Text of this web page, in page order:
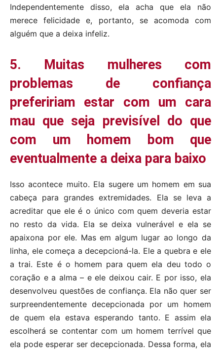
Independentemente disso, ela acha que ela não
merece felicidade e, portanto, se acomoda com
alguém que a deixa infeliz.
5. Muitas mulheres com
problemas de confiança
prefeririam estar com um cara
mau que seja previsível do que
com um homem bom que
eventualmente a deixa para baixo
Isso acontece muito. Ela sugere um homem em sua
cabeça para grandes extremidades. Ela se leva a
acreditar que ele é o único com quem deveria estar
no resto da vida. Ela se deixa vulnerável e ela se
apaixona por ele. Mas em algum lugar ao longo da
linha, ele começa a decepcioná-la. Ele a quebra e ele
a trai. Este é o homem para quem ela deu todo o
coração e a alma – e ele deixou cair. E por isso, ela
desenvolveu questões de confiança. Ela não quer ser
surpreendentemente decepcionada por um homem
de quem ela estava esperando tanto. E assim ela
escolherá se contentar com um homem terrível que
ela pode esperar ser decepcionada. Dessa forma, ela